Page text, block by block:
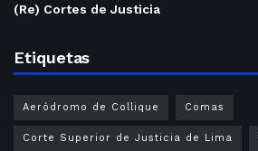
(Re) Cortes de Justicia
Etiquetas
Aeródromo de Collique Comas
Corte Superior de Justicia de Lima